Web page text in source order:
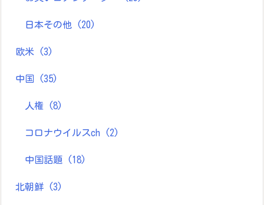
日本その他 (20)
欧米 (3)
中国 (35)
人権 (8)
コロナウイルスch (2)
中国話題 (18)
北朝鮮 (3)